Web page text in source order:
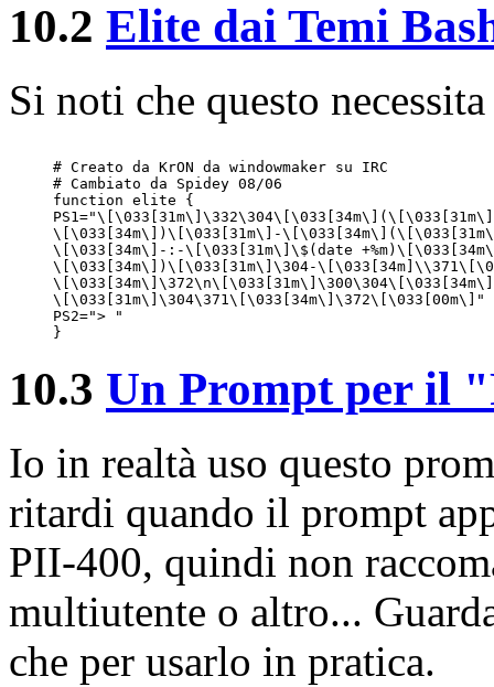
10.2 Elite dai Temi
Si noti che questo
# Creato da KrON da windowmaker su IRC
# Cambiato da Spidey 08/06
function elite {
\[\033[34m\])\[\033[31m\]-
\[\033[34m\]-:-\[\033[31m\]\$(date
\[\033[34m\])\[\033[31m\]\304-
\[\033[31m\]\304\371\[\033[34m\]\372\[\033[00m\]"
PS2="> "
10.3 Un Prompt per il
Io in realtà uso questo
ritardi quando il prompt
PII-400, quindi non
multiutente o altro...
che per usarlo in pratica.